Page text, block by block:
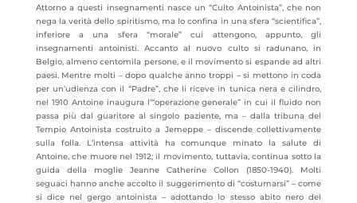
Attorno a questi insegnamenti nasce un “Culto Antoinista”, che non
nega la verità dello spiritismo, ma lo confina in una sfera “scientifica”,
inferiore a una sfera “morale” cui attengono, appunto, gli
insegnamenti antoinisti. Accanto al nuovo culto si radunano, in
Belgio, almeno centomila persone, e il movimento si espande ad altri
paesi. Mentre molti – dopo qualche anno troppi – si mettono in coda
per un’udienza con il “Padre”, che li riceve in tunica nera e cilindro,
nel 1910 Antoine inaugura l’“operazione generale” in cui il fluido non
passa più dal guaritore al singolo paziente, ma – dalla tribuna del
Tempio Antoinista costruito a Jemeppe – discende collettivamente
sulla folla. L’intensa attività ha comunque minato la salute di
Antoine, che muore nel 1912; il movimento, tuttavia, continua sotto la
guida della moglie Jeanne Catherine Collon (1850-1940). Molti
seguaci hanno anche accolto il suggerimento di “costumarsi” – come
si dice nel gergo antoinista – adottando lo stesso abito nero del